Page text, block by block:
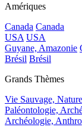
Amériques
Canada Canada
USA USA
Guyane, Amazonie
Brésil Brésil
Grands Thèmes
Vie Sauvage,
Paléontologie,
Archéologie,